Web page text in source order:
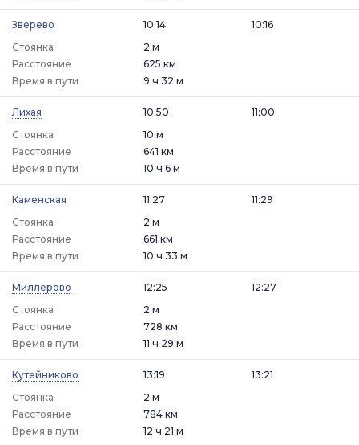
Зверево
10:14
Стоянка
2 м
10:16
Расстояние
625 км
Время в пути
9 ч 32 м
Лихая
10:50
Стоянка
10 м
11:00
Расстояние
641 км
Время в пути
10 ч 6 м
Каменская
11:27
Стоянка
2 м
11:29
Расстояние
661 км
Время в пути
10 ч 33 м
Миллерово
12:25
Стоянка
2 м
12:27
Расстояние
728 км
Время в пути
11 ч 29 м
Кутейниково
13:19
Стоянка
2 м
13:21
Расстояние
784 км
Время в пути
12 ч 21 м